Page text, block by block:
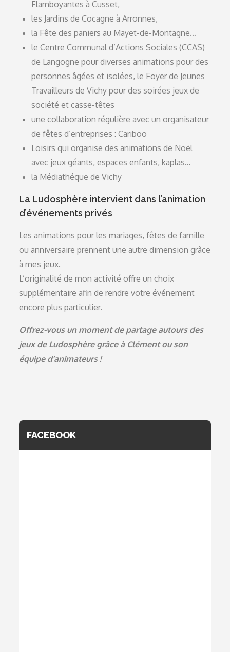
Flamboyantes à Cusset,
les Jardins de Cocagne à Arronnes,
la Fête des paniers au Mayet-de-Montagne…
le Centre Communal d’Actions Sociales (CCAS)
de Langogne pour diverses animations pour des
personnes âgées et isolées, le Foyer de Jeunes
Travailleurs de Vichy pour des soirées jeux de
société et casse-têtes
une collaboration régulière avec un organisateur
de fêtes d’entreprises : Cariboo
Loisirs qui organise des animations de Noël
avec jeux géants, espaces enfants, kaplas…
la Médiathéque de Vichy
La Ludosphère intervient dans l’animation
d’événements privés
Les animations pour les mariages, fêtes de famille
ou anniversaire prennent une autre dimension grâce
à mes jeux.
L’originalité de mon activité offre un choix
supplémentaire afin de rendre votre événement
encore plus particulier.
Offrez-vous un moment de partage autours des
jeux de Ludosphère grâce à Clément ou son
équipe d’animateurs !
FACEBOOK